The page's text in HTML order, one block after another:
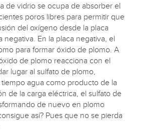
de vidrio se ocupa de absorber el
poros libres para permitir que
del oxígeno desde la placa
negativa. En la placa negativa, el
para formar óxido de plomo. A
de plomo reacciona con el
lugar al sulfato de plomo,
agua como producto de la
de la carga eléctrica, el sulfato de
de nuevo en plomo
así? Pues que no se pierda